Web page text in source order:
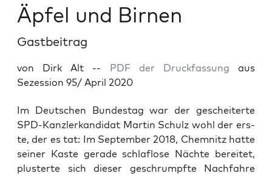
Äpfel und Birnen
Gastbeitrag
von Dirk Alt -- PDF der Druckfassung aus
Sezession 95/ April 2020
Im Deut­schen Bun­des­tag war der geschei­ter­te
SPD-Kanz­ler­kan­di­dat Mar­tin Schulz wohl der ers­
te, der es tat: Im Sep­tem­ber 2018, Chem­nitz hat­te
sei­ner Kas­te gera­de schlaf­lo­se Näch­te berei­tet,
plus­ter­te sich die­ser geschrumpf­te Nach­fah­re